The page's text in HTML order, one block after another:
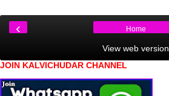
‹ Home
View web version
JOIN KALVICHUDAR CHANNEL